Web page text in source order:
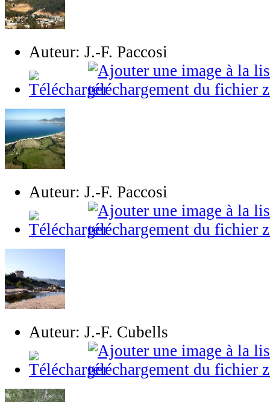
Auteur: J.-F. Paccosi
Auteur: J.-F. Paccosi
Auteur: J.-F. Cubells